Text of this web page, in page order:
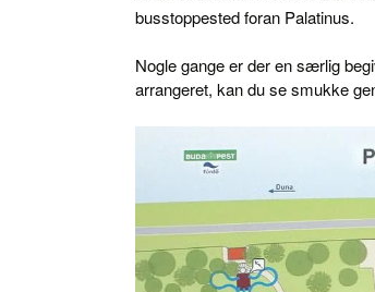
busstoppested foran Palatinus.
Nogle gange er der en særlig
arrangeret, kan du se smukke